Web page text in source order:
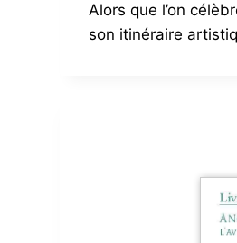
Alors que l’on
son itinéraire